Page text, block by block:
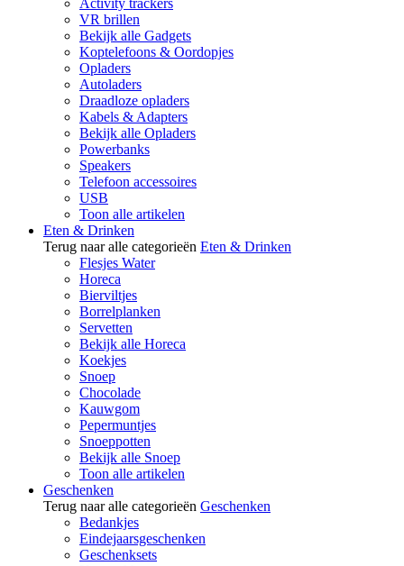
Activity trackers
VR brillen
Bekijk alle Gadgets
Koptelefoons & Oordopjes
Opladers
Autoladers
Draadloze opladers
Kabels & Adapters
Bekijk alle Opladers
Powerbanks
Speakers
Telefoon accessoires
USB
Toon alle artikelen
Eten & Drinken
Terug naar alle categorieën Eten & Drinken
Flesjes Water
Horeca
Bierviltjes
Borrelplanken
Servetten
Bekijk alle Horeca
Koekjes
Snoep
Chocolade
Kauwgom
Pepermuntjes
Snoeppotten
Bekijk alle Snoep
Toon alle artikelen
Geschenken
Terug naar alle categorieën Geschenken
Bedankjes
Eindejaarsgeschenken
Geschenksets